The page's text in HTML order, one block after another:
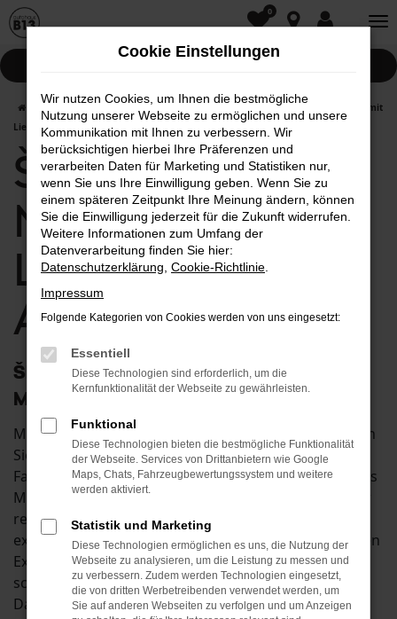
Zum
0
Škoda
Škoda Scala Neuwagen mit
Lieferservice nach Aichach
Škoda Scala
Neuwagen mit
Lieferservice nach
Aichach
Škoda Scala Neuwagen: First Class
Mobilität in Aichach
Mit einem Škoda Scala Neuwagen in Aichach befinden
Sie sich in der ersten Liga der überzeugenden
Fahrzeuge. In seiner Klasse existiert kaum ein anderes
Modell, dass dem Škoda Scala Neuwagen das Wasser
reichen könnte. Untermauert wird dies durch
exzellente Testergebnisse und eine Fülle an attraktiven
Extras. Insbesondere die aktuelle Modellgeneration
scheint wie geschaffen für Aichach und Umgebung.
Dank effizienter Motoren beherrschen Sie im Škoda
Cookie Einstellungen
Wir nutzen Cookies, um Ihnen die bestmögliche
Nutzung unserer Webseite zu ermöglichen und unsere
Kommunikation mit Ihnen zu verbessern. Wir
berücksichtigen hierbei Ihre Präferenzen und
verarbeiten Daten für Marketing und Statistiken nur,
wenn Sie uns Ihre Einwilligung geben. Wenn Sie zu
einem späteren Zeitpunkt Ihre Meinung ändern, können
Sie die Einwilligung jederzeit für die Zukunft widerrufen.
Weitere Informationen zum Umfang der
Datenverarbeitung finden Sie hier:
Datenschutzerklärung Cookie-Richtlinie
Impressum
Folgende Kategorien von Cookies werden von uns eingesetzt:
Essentiell
Diese Technologien sind erforderlich, um die
Kernfunktionalität der Webseite zu gewährleisten.
Funktional
Diese Technologien bieten die bestmögliche Funktionalität
der Webseite. Services von Drittanbietern wie Google
Maps, Chats, Fahrzeugbewertungssystem und weitere
werden aktiviert.
Statistik und Marketing
Diese Technologien ermöglichen es uns, die Nutzung der
Webseite zu analysieren, um die Leistung zu messen und
zu verbessern. Zudem werden Technologien eingesetzt,
die von dritten Werbetreibenden verwendet werden, um
Sie auf anderen Webseiten zu verfolgen und um Anzeigen